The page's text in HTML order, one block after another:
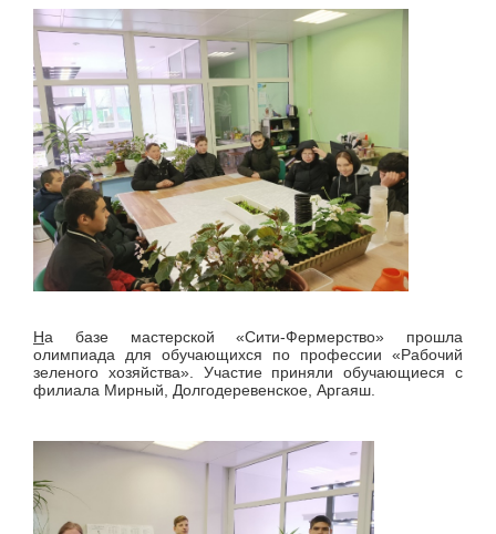
На базе мастерской «Сити-Фермерство» прошла
олимпиада для обучающихся по профессии «Рабочий
зеленого хозяйства». Участие приняли обучающиеся с
филиала Мирный, Долгодеревенское, Аргаяш.